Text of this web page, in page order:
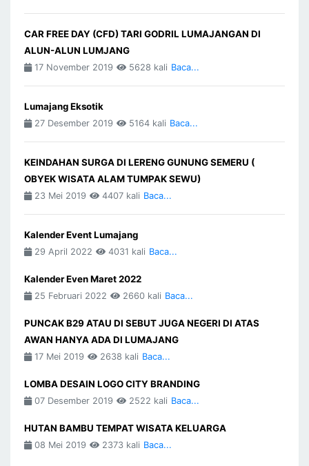
CAR FREE DAY (CFD) TARI GODRIL LUMAJANGAN DI
ALUN-ALUN LUMJANG
17 November 2019 5628 kali Baca...
Lumajang Eksotik
27 Desember 2019 5164 kali Baca...
KEINDAHAN SURGA DI LERENG GUNUNG SEMERU (
OBYEK WISATA ALAM TUMPAK SEWU)
23 Mei 2019 4407 kali Baca...
Kalender Event Lumajang
29 April 2022 4031 kali Baca...
Kalender Even Maret 2022
25 Februari 2022 2660 kali Baca...
PUNCAK B29 ATAU DI SEBUT JUGA NEGERI DI ATAS
AWAN HANYA ADA DI LUMAJANG
17 Mei 2019 2638 kali Baca...
LOMBA DESAIN LOGO CITY BRANDING
07 Desember 2019 2522 kali Baca...
HUTAN BAMBU TEMPAT WISATA KELUARGA
08 Mei 2019 2373 kali Baca...